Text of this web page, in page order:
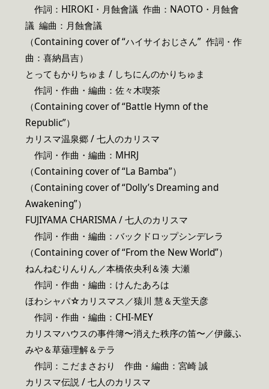
作詞：HIROKI・月蝕會議 作曲：NAOTO・月蝕會
議 編曲：月蝕會議
（Containing cover of “ハイサイおじさん” 作詞・作
曲：喜納昌吉）
とってもかりちゅま / しちにんのかりちゅま
作詞・作曲・編曲：佐々木喫茶
（Containing cover of “Battle Hymn of the
Republic”）
カリスマ温泉郷 / 七人のカリスマ
作詞・作曲・編曲：MHRJ
（Containing cover of “La Bamba”）
（Containing cover of “Dolly’s Dreaming and
Awakening”）
FUJIYAMA CHARISMA / 七人のカリスマ
作詞・作曲・編曲：バックドロップシンデレラ
（Containing cover of “From the New World”）
ねんねむりんりん／本橋依央利＆湊 大瀬
作詞・作曲・編曲：けんたあろは
ほわシャパ☆カリスマス／猿川 慧＆天堂天彦
作詞・作曲・編曲：CHI-MEY
カリスマハウスの事件簿〜消えた秩序の笛〜／伊藤ふ
みや＆草薙理解＆テラ
作詞：こだまさおり 作曲・編曲：宮崎 誠
カリスマ伝説 / 七人のカリスマ